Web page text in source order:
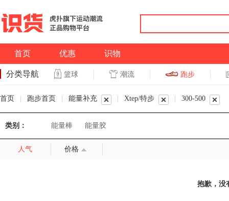
首页 优惠 识物
分类导航 篮球 潮流 跑步
首页 跑步首页 能量补充 Xtep/特步 300-500
类别： 能量棒 能量胶
人气 价格
抱歉，没